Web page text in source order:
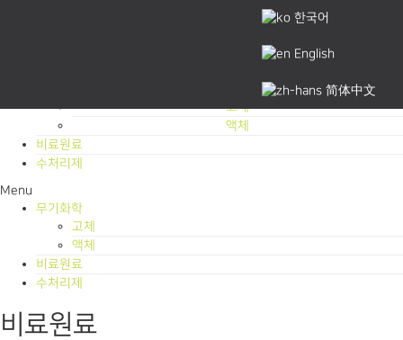
한국어
English
简体中文
고체
액체
비료원료
수처리제
Menu
무기화학
고체
액체
비료원료
수처리제
비료원료